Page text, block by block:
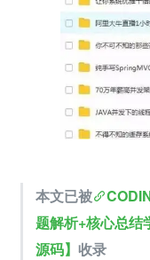
本文已被
题解析+核心总结
源码】 收录